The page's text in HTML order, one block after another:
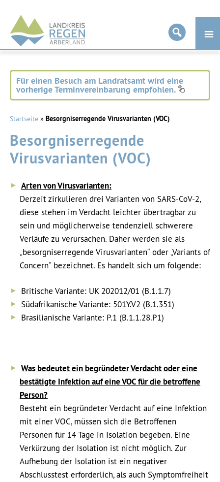
Landkreis
Regen
Für einen Besuch am Landratsamt wird eine
vorherige Terminvereinbarung empfohlen.
Startseite » Besorgniserregende Virusvarianten (VOC)
Besorgniserregende
Virusvarianten (VOC)
Arten von Virusvarianten:
Derzeit zirkulieren drei Varianten von SARS-CoV-2,
diese stehen im Verdacht leichter übertragbar zu
sein und möglicherweise tendenziell schwerere
Verläufe zu verursachen. Daher werden sie als
„besorgniserregende Virusvarianten“ oder „Variants of
Concern“ bezeichnet. Es handelt sich um folgende:
Britische Variante: UK 202012/01 (B.1.1.7)
Südafrikanische Variante: 501Y.V2 (B.1.351)
Brasilianische Variante: P.1 (B.1.1.28.P1)
Was bedeutet ein begründeter Verdacht oder eine
bestätigte Infektion auf eine VOC für die betroffene
Person?
Besteht ein begründeter Verdacht auf eine Infektion
mit einer VOC, müssen sich die Betroffenen
Personen für 14 Tage in Isolation begeben. Eine
Verkürzung der Isolation ist nicht möglich. Zur
Aufhebung der Isolation ist ein negativer
Abschlusstest erforderlich, als auch Symptomfreiheit